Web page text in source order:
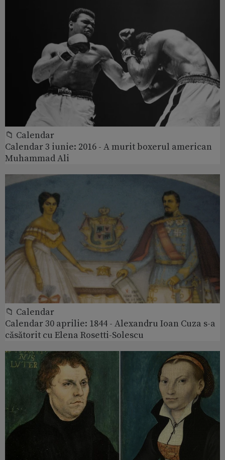
📁 Calendar
Calendar 3 iunie: 2016 - A murit boxerul american
Muhammad Ali
📁 Calendar
Calendar 30 aprilie: 1844 - Alexandru Ioan Cuza s-a
căsătorit cu Elena Rosetti-Solescu